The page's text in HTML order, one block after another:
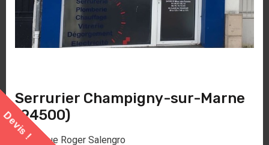
Serrurier Champigny-sur-Marne
(94500)
80 avenue Roger Salengro
Devis !